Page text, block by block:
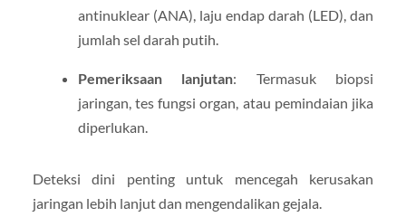
antinuklear (ANA), laju endap darah (LED), dan
jumlah sel darah putih.
Pemeriksaan lanjutan: Termasuk biopsi
jaringan, tes fungsi organ, atau pemindaian jika
diperlukan.
Deteksi dini penting untuk mencegah kerusakan
jaringan lebih lanjut dan mengendalikan gejala.